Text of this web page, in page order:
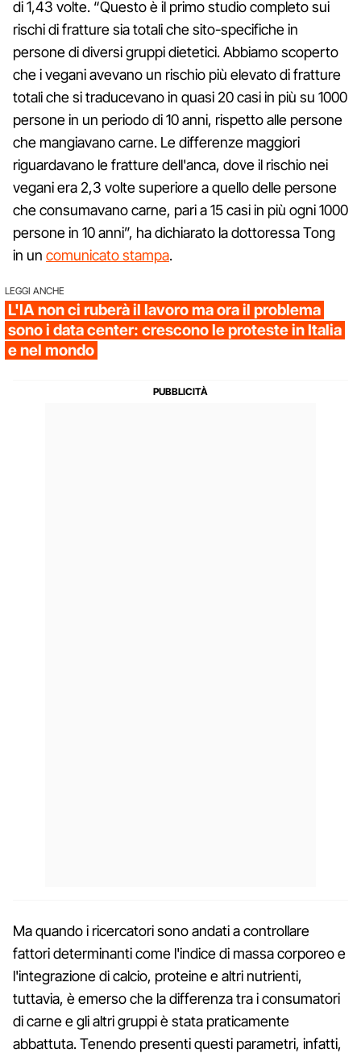
di 1,43 volte. “Questo è il primo studio completo sui
rischi di fratture sia totali che sito-specifiche in
persone di diversi gruppi dietetici. Abbiamo scoperto
che i vegani avevano un rischio più elevato di fratture
totali che si traducevano in quasi 20 casi in più su 1000
persone in un periodo di 10 anni, rispetto alle persone
che mangiavano carne. Le differenze maggiori
riguardavano le fratture dell'anca, dove il rischio nei
vegani era 2,3 volte superiore a quello delle persone
che consumavano carne, pari a 15 casi in più ogni 1000
persone in 10 anni”, ha dichiarato la dottoressa Tong
in un comunicato stampa.
LEGGI ANCHE
L'IA non ci ruberà il lavoro ma ora il problema
sono i data center: crescono le proteste in Italia
e nel mondo
Ma quando i ricercatori sono andati a controllare
fattori determinanti come l'indice di massa corporeo e
l'integrazione di calcio, proteine e altri nutrienti,
tuttavia, è emerso che la differenza tra i consumatori
di carne e gli altri gruppi è stata praticamente
abbattuta. Tenendo presenti questi parametri, infatti,